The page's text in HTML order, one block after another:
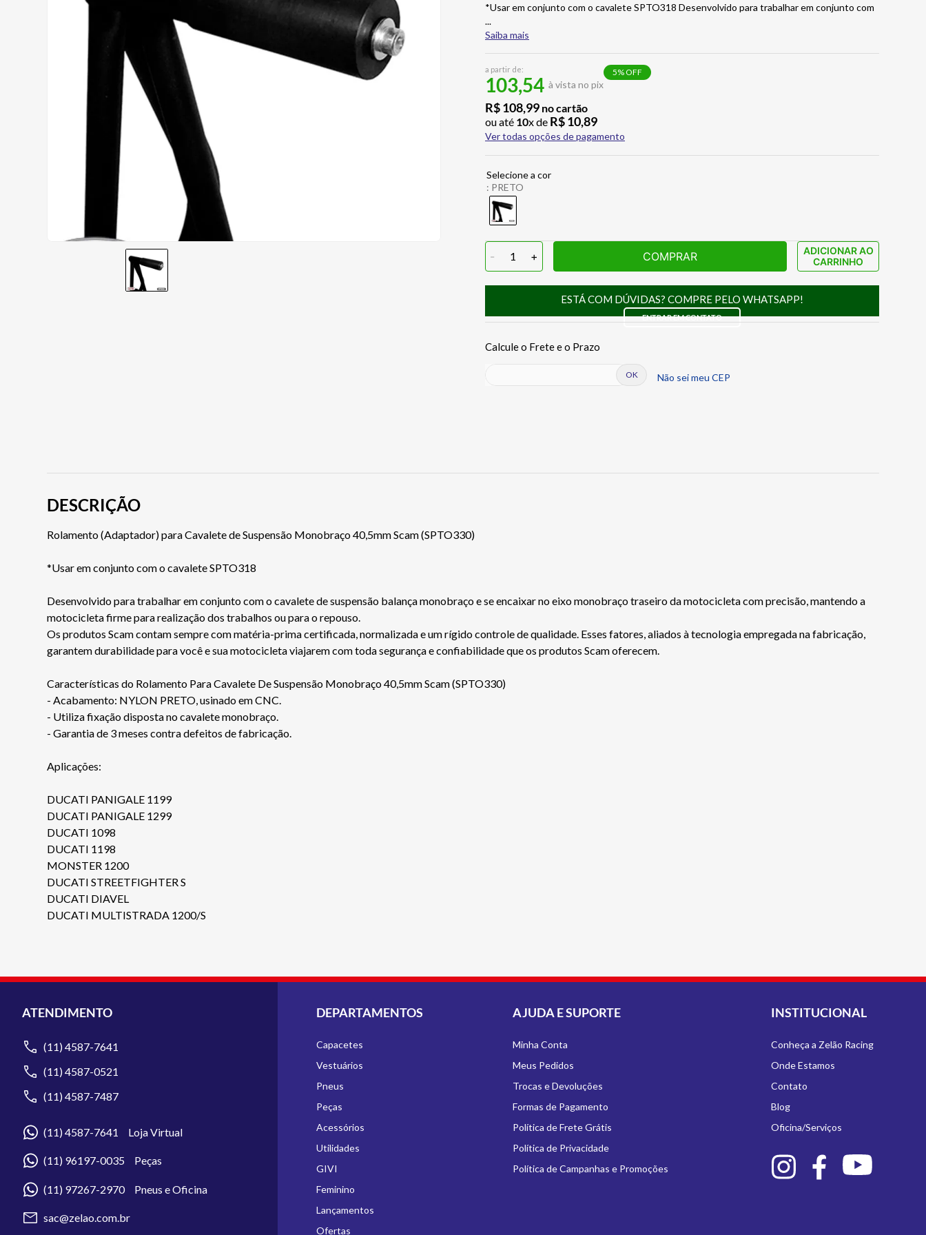
*Usar em conjunto com o cavalete SPTO318 Desenvolvido para trabalhar em conjunto com
...
Saiba mais
a partir de:
103,54 à vista no pix
5% OFF
R$108,99 no cartão
ou até 10x de R$10,89
Ver todas opções de pagamento
: PRETO
- 1 + COMPRAR
ADICIONAR AO
CARRINHO
ESTÁ COM DÚVIDAS? COMPRE PELO WHATSAPP!
ENTRAR EM CONTATO
Não sei meu CEP
DESCRIÇÃO
Rolamento (Adaptador) para Cavalete de Suspensão Monobraço 40,5mm Scam (SPTO330)
*Usar em conjunto com o cavalete SPTO318
Desenvolvido para trabalhar em conjunto com o cavalete de suspensão balança monobraço e se encaixar no eixo monobraço traseiro da motocicleta com precisão, mantendo a
motocicleta firme para realização dos trabalhos ou para o repouso.
Os produtos Scam contam sempre com matéria-prima certificada, normalizada e um rígido controle de qualidade. Esses fatores, aliados à tecnologia empregada na fabricação,
garantem durabilidade para você e sua motocicleta viajarem com toda segurança e confiabilidade que os produtos Scam oferecem.
Características do Rolamento Para Cavalete De Suspensão Monobraço 40,5mm Scam (SPTO330)
- Acabamento: NYLON PRETO, usinado em CNC.
- Utiliza fixação disposta no cavalete monobraço.
- Garantia de 3 meses contra defeitos de fabricação.
Aplicações:
DUCATI PANIGALE 1199
DUCATI PANIGALE 1299
DUCATI 1098
DUCATI 1198
MONSTER 1200
DUCATI STREETFIGHTER S
DUCATI DIAVEL
DUCATI MULTISTRADA 1200/S
ATENDIMENTO
(11) 4587-7641
(11) 4587-0521
(11) 4587-7487
(11) 4587-7641 Loja Virtual
(11) 96197-0035 Peças
(11) 97267-2970 Pneus e Oficina
sac@zelao.com.br
DEPARTAMENTOS
Capacetes
Vestuários
Pneus
Peças
Acessórios
Utilidades
GIVI
Feminino
Lançamentos
Ofertas
AJUDA E SUPORTE
Minha Conta
Meus Pedidos
Trocas e Devoluções
Formas de Pagamento
Política de Frete Grátis
Política de Privacidade
Política de Campanhas e Promoções
INSTITUCIONAL
Conheça a Zelão Racing
Onde Estamos
Contato
Blog
Oficina/Serviços
AIROH
BOTAS